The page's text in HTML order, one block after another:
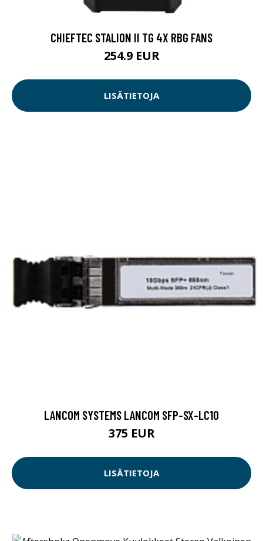
CHIEFTEC STALION II TG 4X RBG FANS
254.9 EUR
LISÄTIETOJA
LANCOM SYSTEMS LANCOM SFP-SX-LC10
375 EUR
LISÄTIETOJA